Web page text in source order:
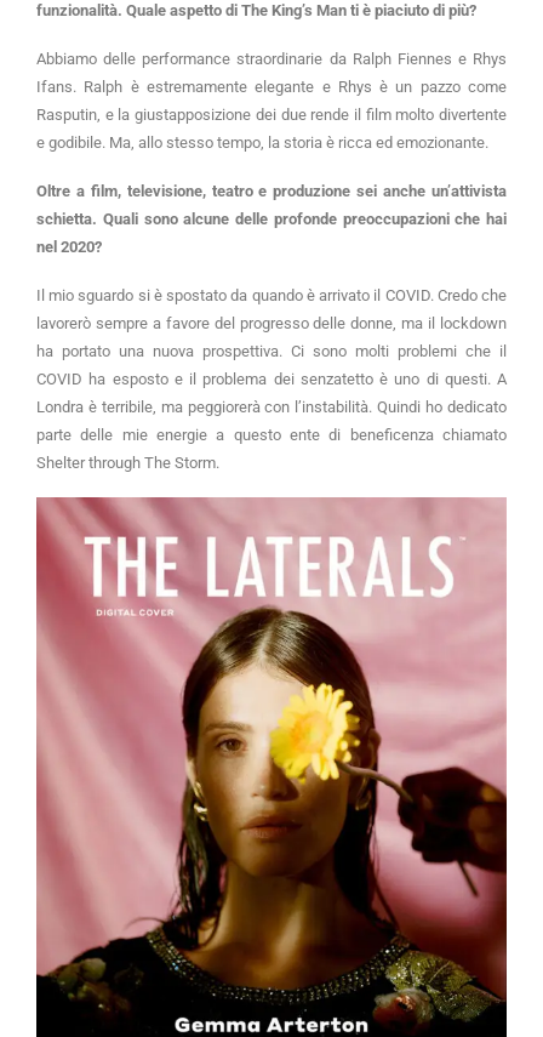
funzionalità. Quale aspetto di The King’s Man ti è piaciuto di più?
Abbiamo delle performance straordinarie da Ralph Fiennes e Rhys
Ifans. Ralph è estremamente elegante e Rhys è un pazzo come
Rasputin, e la giustapposizione dei due rende il film molto divertente
e godibile. Ma, allo stesso tempo, la storia è ricca ed emozionante.
Oltre a film, televisione, teatro e produzione sei anche un’attivista
schietta. Quali sono alcune delle profonde preoccupazioni che hai
nel 2020?
Il mio sguardo si è spostato da quando è arrivato il COVID. Credo che
lavorerò sempre a favore del progresso delle donne, ma il lockdown
ha portato una nuova prospettiva. Ci sono molti problemi che il
COVID ha esposto e il problema dei senzatetto è uno di questi. A
Londra è terribile, ma peggiorerà con l’instabilità. Quindi ho dedicato
parte delle mie energie a questo ente di beneficenza chiamato
Shelter through The Storm.